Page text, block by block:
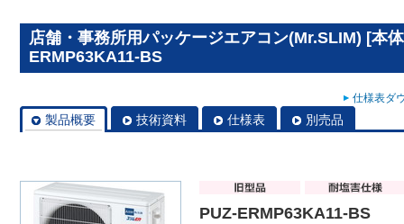
店舗・事務所用パッケージエアコン(Mr.SLIM) [本
ERMP63KA11-BS
仕様表ダ
製品概要 技術資料 仕様表 別売品
PUZ-ERMP63KA11-BS